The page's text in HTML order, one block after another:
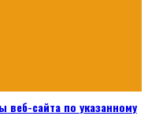
веб-сайта по указанному